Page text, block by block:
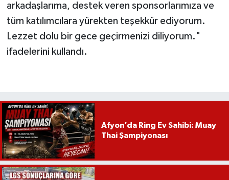
arkadaşlarıma, destek veren sponsorlarımıza ve
tüm katılımcılara yürekten teşekkür ediyorum.
Lezzet dolu bir gece geçirmenizi diliyorum."
ifadelerini kullandı.
Afyon’da Ring Ev Sahibi: Muay
Thai Şampiyonası